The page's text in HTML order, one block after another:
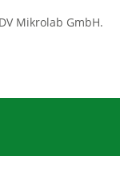
Mikrolab GmbH.